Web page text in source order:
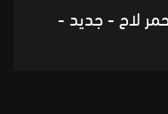
لاح - جديد -